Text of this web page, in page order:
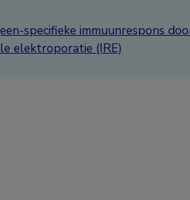
specifieke immuunrespons
elektroporatie (IRE)